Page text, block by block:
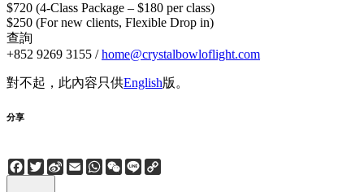
$720 (4-Class Package – $180 per class)
$250 (For new clients, Flexible Drop in)
查詢
+852 9269 3155 /home@crystalbowloflight.com
對不起，此內容只供English版。
分享
Facebook
Twitter
Sina
Weibo
EmailWhatsApp
WeChat
Line